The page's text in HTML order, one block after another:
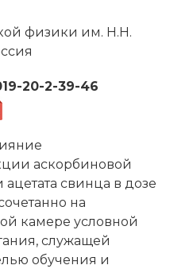
физики им. Н.Н.
20-2-39-46
аскорбиновой
свинца в дозе
на
камере условной
служащей
обучения и